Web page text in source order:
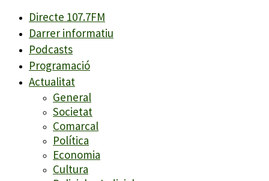
Directe 107.7FM
Darrer informatiu
Podcasts
Programació
Actualitat
General
Societat
Comarcal
Política
Economia
Cultura